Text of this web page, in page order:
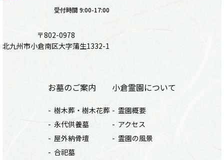
受付時間 9:00-17:00
〒802-0978
北九州市小倉南区大字蒲生1332-1
お墓のご案内
樹木葬・樹木花葬
永代供養墓
屋外納骨壇
合祀墓
小倉霊園について
霊園概要
アクセス
霊園の風景